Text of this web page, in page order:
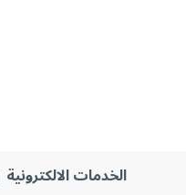
الخدمات الالكترونية